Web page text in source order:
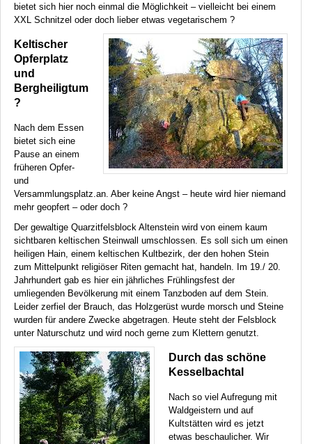
bietet sich hier noch einmal die Möglichkeit – vielleicht bei einem
XXL Schnitzel oder doch lieber etwas vegetarischem ?
Keltischer
Opferplatz
und
Bergheiligtum
?
Nach dem Essen
bietet sich eine
Pause an einem
früheren Opfer-
und
Versammlungsplatz.an. Aber keine Angst – heute wird hier niemand
mehr geopfert – oder doch ?
Der gewaltige Quarzitfelsblock Altenstein wird von einem kaum
sichtbaren keltischen Steinwall umschlossen. Es soll sich um einen
heiligen Hain, einem keltischen Kultbezirk, der den hohen Stein
zum Mittelpunkt religiöser Riten gemacht hat, handeln. Im 19./ 20.
Jahrhundert gab es hier ein jährliches Frühlingsfest der
umliegenden Bevölkerung mit einem Tanzboden auf dem Stein.
Leider zerfiel der Brauch, das Holzgerüst wurde morsch und Steine
wurden für andere Zwecke abgetragen. Heute steht der Felsblock
unter Naturschutz und wird noch gerne zum Klettern genutzt.
Durch das schöne
Kesselbachtal
Nach so viel Aufregung mit
Waldgeistern und auf
Kultstätten wird es jetzt
etwas beschaulicher. Wir